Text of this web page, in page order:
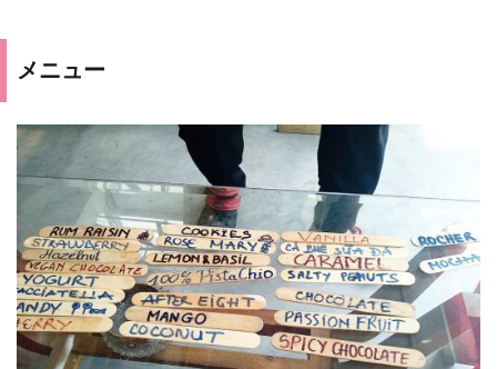
メニュー